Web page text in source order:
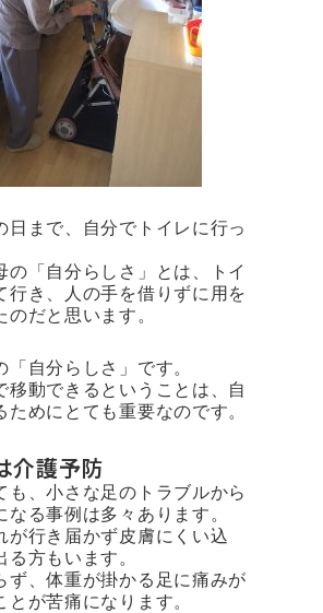
日まで、自分でトイレに行っ
の「自分らしさ」とは、トイ
行き、人の手を借りずに用を
のだと思います。
「自分らしさ」です。
移動できるということは、自
ためにとても重要なのです。
介護予防
も、小さな足のトラブルから
なる事例は多々あります。
が行き届かず皮膚にくい込
方もいます。
ず、体重が掛かる足に痛みが
とが苦痛になります。